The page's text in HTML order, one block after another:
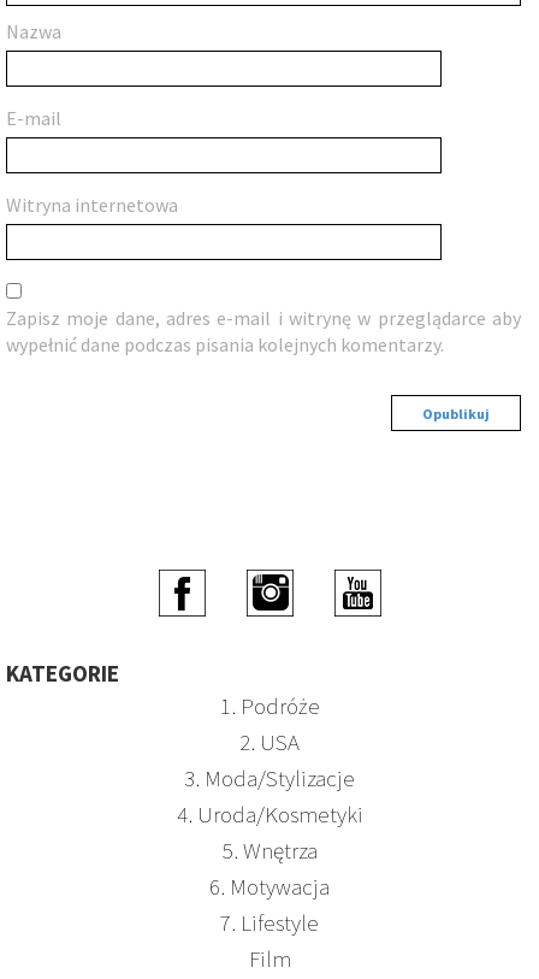
Nazwa
E-mail
Witryna internetowa
Zapisz moje dane, adres e-mail i witrynę w przeglądarce aby
wypełnić dane podczas pisania kolejnych komentarzy.
KATEGORIE
1. Podróże
2. USA
3. Moda/Stylizacje
4. Uroda/Kosmetyki
5. Wnętrza
6. Motywacja
7. Lifestyle
Film